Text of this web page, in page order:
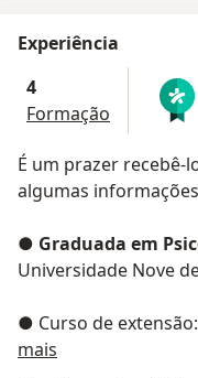
Experiência
4
Formação
É um prazer recebê-
algumas
● Graduada em
Universidade Nove
● Curso de extensão:
da personalidade
mais